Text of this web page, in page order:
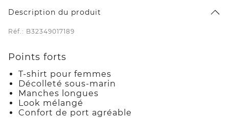
Description du produit
Réf.: B32349017189
Points forts
T-shirt pour femmes
Décolleté sous-marin
Manches longues
Look mélangé
Confort de port agréable